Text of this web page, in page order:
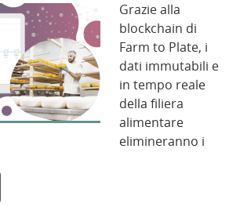
Grazie alla
blockchain di
Farm to Plate, i
dati immutabili e
in tempo reale
della filiera
alimentare
elimineranno i